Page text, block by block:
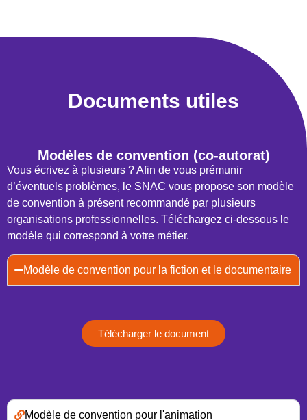
Documents utiles
Modèles de convention (co-autorat)
Vous écrivez à plusieurs ? Afin de vous prémunir
d’éventuels problèmes, le SNAC vous propose son modèle
de convention à présent recommandé par plusieurs
organisations professionnelles. Téléchargez ci-dessous le
modèle qui correspond à votre métier.
Modèle de convention pour la fiction et le documentaire
Télécharger le document
Modèle de convention pour l'animation